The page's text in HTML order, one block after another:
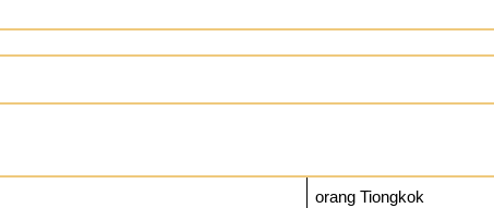
orang Tiongkok